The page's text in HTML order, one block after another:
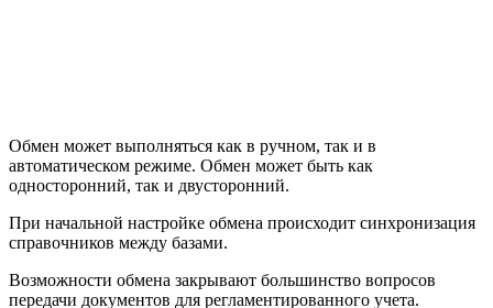
Обмен может выполняться как в ручном, так и в
автоматическом режиме. Обмен может быть как
односторонний, так и двусторонний.
При начальной настройке обмена происходит синхронизация
справочников между базами.
Возможности обмена закрывают большинство вопросов
передачи документов для регламентированного учета.